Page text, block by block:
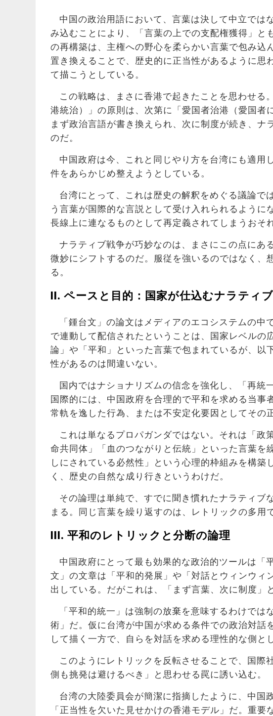
中国の政治用語において、言葉は決して中立では
み込むことにより、「言葉の上での支配権獲得」
の再構築は、主権への野心を柔らかい言葉で包み込
置き換えることで、歴史的に正当性があるように思
て描こうとしている。
この戦略は、まさに香港で起きたことを思わせる
港統治）」の原則は、次第に「愛国者治港（愛国者
まず政治言語が書き換えられ、次に制度が続き、ナ
のだ。
中国政府は今、これと同じやり方を台湾にも適用
件をあらかじめ整えようとしている。
台湾にとって、これは歴史の解釈をめぐる議論で
う言葉が国際的な言説として受け入れられるように
長線上に連なるものとして再定義されてしまうおそ
ナラティブ戦争が巧妙なのは、まさにこの点にあ
微妙にシフトするのだ。服従を強いるのではなく、
る。
II. ペースと目的：国家が仕込むナラティ
「鍾台文」の論文はメディアのエコシステムの
で連動して配信されたということは、国家レベル
論」や「平和」といった言葉で包まれているが、以
性があるのは間違いない。
国内ではナショナリズムの信念を強化し、「再統
国際的には、中国政府を合理的で平和を求める当事
常軌を逸した行為、または不安定化要因としてその
これは単なるプロパガンダではない。それは「政
命共同体」「血のつながりと伝統」といった言葉
しにされている必然性」という心理的枠組みを構
く、歴史の自然な成り行きというわけだ。
その論理は単純で、すでに聞き慣れたナラティブ
まる。同じ言葉を繰り返すのは、レトリックの多用
III. 平和のレトリックと分断の論理
中国政府にとって最も効果的な政治的ツールは「
文」の文章は「平和的発展」や「対話とウィンウィ
出している。だがこれは、「まず言葉、次に制度」
「平和的統一」は強制の放棄を意味するわけで
術」だ。仮に台湾が中国が求める条件での政治対話
して描く一方で、自らを対話を求める理性的な側と
このようにレトリックを反転させることで、国際
側も挑発は避けるべき」と思わせる罠に誘い込む。
台湾の大陸委員会が簡潔に指摘したように、中国
「正当性を欠いた見せかけの香港モデル」だ。重